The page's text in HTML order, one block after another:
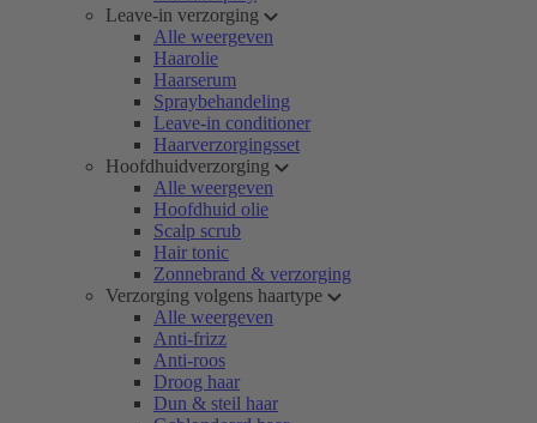
Leave-in verzorging
Alle weergeven
Haarolie
Haarserum
Spraybehandeling
Leave-in conditioner
Haarverzorgingsset
Hoofdhuidverzorging
Alle weergeven
Hoofdhuid olie
Scalp scrub
Hair tonic
Zonnebrand & verzorging
Verzorging volgens haartype
Alle weergeven
Anti-frizz
Anti-roos
Droog haar
Dun & steil haar